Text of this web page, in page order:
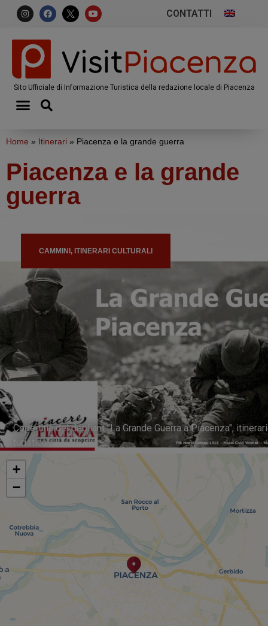
CONTATTI
Sito Ufficiale di Informazione Turistica della redazione locale di Piacenza
Home » Itinerari » Piacenza e la grande guerra
Piacenza e la grande
guerra
CAMMINI, ITINERARI CULTURALI
Copertina del dépliant "La Grande Guerra a Piacenza",
turistico
+
−